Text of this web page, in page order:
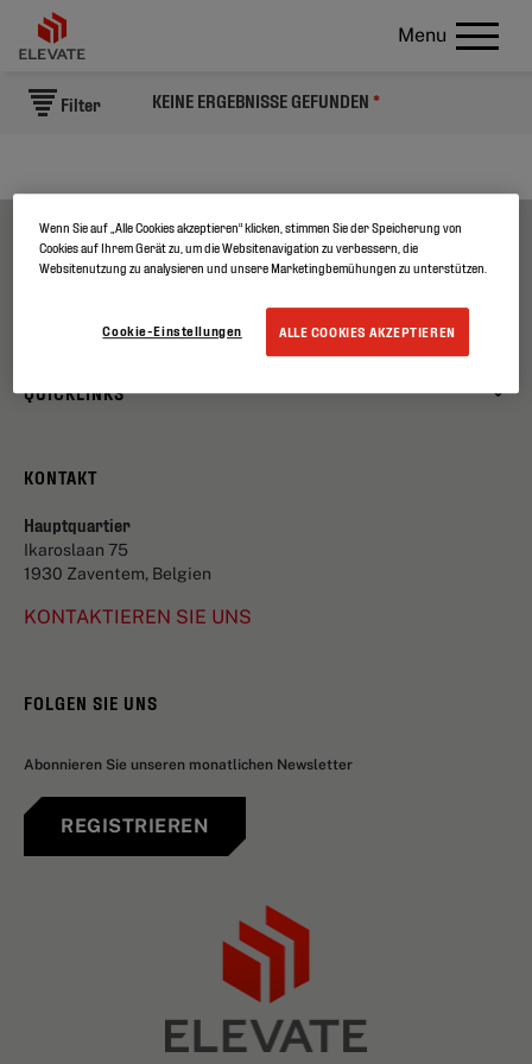
Menu
Filter KEINE ERGEBNISSE GEFUNDEN *
ÜBER UNS
PRODUKTE
QUICKLINKS
KONTAKT
Hauptquartier
Ikaroslaan 75
1930 Zaventem, Belgien
KONTAKTIEREN SIE UNS
FOLGEN SIE UNS
Abonnieren Sie unseren monatlichen Newsletter
REGISTRIEREN
Wenn Sie auf „Alle Cookies akzeptieren“ klicken, stimmen Sie der Speicherung von
Cookies auf Ihrem Gerät zu, um die Websitenavigation zu verbessern, die
Websitenutzung zu analysieren und unsere Marketingbemühungen zu unterstützen.
ALLE COOKIES AKZEPTIEREN
Cookie-Einstellungen